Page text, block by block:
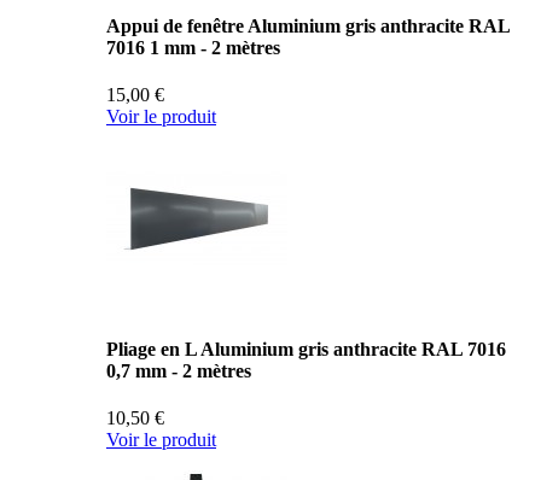
Appui de fenêtre Aluminium gris anthracite RAL
7016 1 mm - 2 mètres
15,00 €
Voir le produit
Pliage en L Aluminium gris anthracite RAL 7016
0,7 mm - 2 mètres
10,50 €
Voir le produit